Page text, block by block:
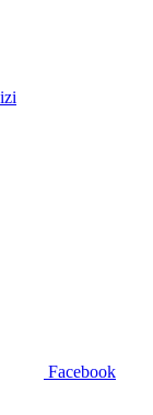
Facebook